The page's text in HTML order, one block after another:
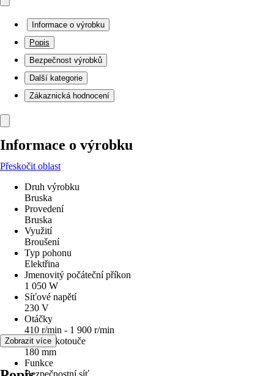
Informace o výrobku
Popis
Bezpečnost výrobků
Další kategorie
Zákaznická hodnocení
Informace o výrobku
Přeskočit oblast
Druh výrobku
Bruska
Provedení
Bruska
Využití
Broušení
Typ pohonu
Elektřina
Jmenovitý počáteční příkon
1 050 W
Síťové napětí
230 V
Otáčky
410 r/min - 1 900 r/min
Průměr kotouče
180 mm
Funkce
Bezpečnostní síť
Zobrazit více